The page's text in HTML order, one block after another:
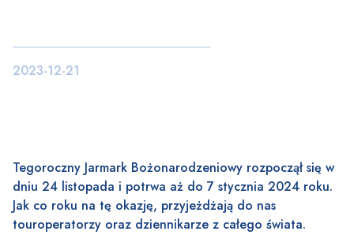
2023-12-21
Tegoroczny Jarmark Bożonarodzeniowy rozpoczął się w
dniu 24 listopada i potrwa aż do 7 stycznia 2024 roku.
Jak co roku na tę okazję, przyjeżdżają do nas
touroperatorzy oraz dziennikarze z całego świata.